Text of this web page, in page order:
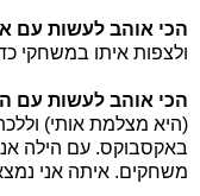
הכי אוהב לעשות עם
ולצפות איתו במשחקי
הכי אוהב לעשות עם
(היא מצלמת אותי)
באקסבוקס. עם הילה
משחקים. איתה אני